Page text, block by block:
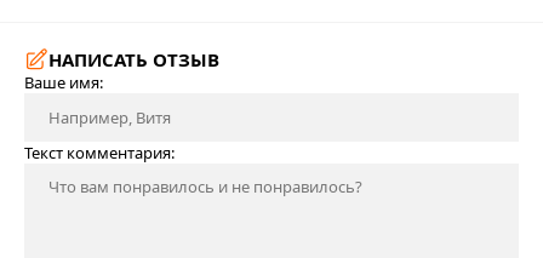
НАПИСАТЬ ОТЗЫВ
Ваше имя:
Текст комментария: